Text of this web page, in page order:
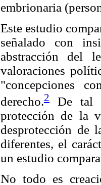
embrionaria
Este estudio
señalado con
abstracción del
valoraciones
"concepciones
derecho.2
De tal
protección de la
desprotección de
diferentes, el
un estudio
No todo es